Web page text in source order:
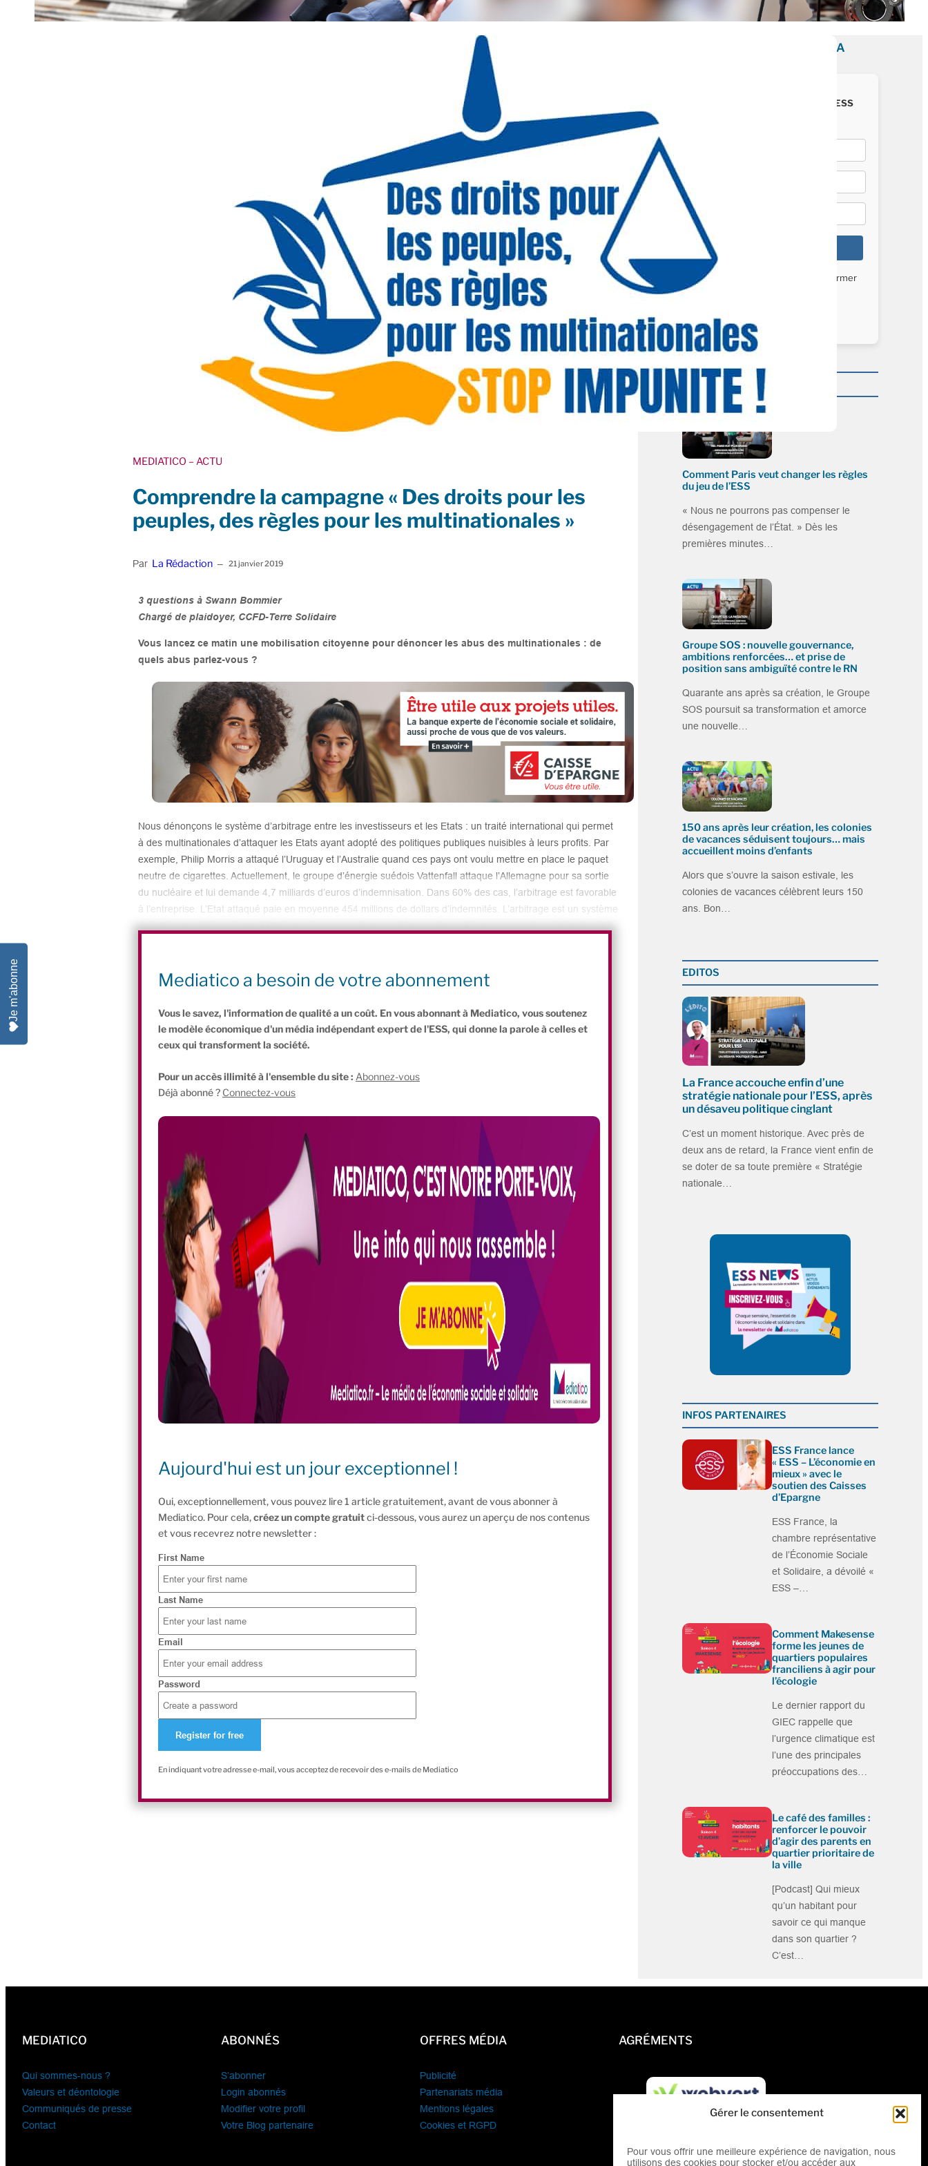
Gérer le consentement
Pour vous offrir une meilleure expérience de navigation, nous
utilisons des cookies pour stocker et/ou accéder aux
MEDIATICO – ACTU
Comprendre la campagne « Des droits pour les
peuples, des règles pour les multinationales »
Par La Rédaction – 21 janvier 2019
3 questions à Swann Bommier
Chargé de plaidoyer, CCFD-Terre Solidaire
Vous lancez ce matin une mobilisation citoyenne pour dénoncer les abus des multinationales : de
quels abus parlez-vous ?
Nous dénonçons le système d’arbitrage entre les investisseurs et les Etats : un traité international qui permet
à des multinationales d’attaquer les Etats ayant adopté des politiques publiques nuisibles à leurs profits. Par
exemple, Philip Morris a attaqué l’Uruguay et l’Australie quand ces pays ont voulu mettre en place le paquet
neutre de cigarettes. Actuellement, le groupe d’énergie suédois Vattenfall attaque l’Allemagne pour sa sortie
du nucléaire et lui demande 4,7 milliards d’euros d’indemnisation. Dans 60% des cas, l’arbitrage est favorable
à l’entreprise. L’Etat attaqué paie en moyenne 454 millions de dollars d’indemnités. L’arbitrage est un système
de justice parallèle qui remet totalement en cause l’espace démocratique et le processus de création des lois.
Ces dénonciations sont récurrentes, pourquoi mobiliser une fois de plus ?
Mediatico a besoin de votre abonnement
Vous le savez, l'information de qualité a un coût. En vous abonnant à Mediatico, vous soutenez
le modèle économique d'un média indépendant expert de l'ESS, qui donne la parole à celles et
ceux qui transforment la société.
Pour un accès illimité à l'ensemble du site : Abonnez-vous
Déjà abonné ? Connectez-vous
Aujourd'hui est un jour exceptionnel !
Oui, exceptionnellement, vous pouvez lire 1 article gratuitement, avant de vous abonner à
Mediatico. Pour cela,créez un compte gratuitci-dessous, vous aurez un aperçu de nos contenus
et vous recevrez notre newsletter :
First Name
Last Name
Email
Password
En indiquant votre adresse e-mail, vous acceptez de recevoir des e-mails de Mediatico
INSCRIVEZ-VOUS À LA
Recevez chaque semaine « ESS
Vérifiez vos mails pour confirmer
Plus dans la catégorie ACTU
Comment Paris veut changer les règles
du jeu de l’ESS
« Nous ne pourrons pas compenser le
désengagement de l’État. » Dès les
premières minutes…
Groupe SOS : nouvelle gouvernance,
ambitions renforcées… et prise de
position sans ambiguïté contre le RN
Quarante ans après sa création, le Groupe
SOS poursuit sa transformation et amorce
une nouvelle…
150 ans après leur création, les colonies
de vacances séduisent toujours… mais
accueillent moins d’enfants
Alors que s’ouvre la saison estivale, les
colonies de vacances célèbrent leurs 150
ans. Bon…
EDITOS
La France accouche enfin d’une
stratégie nationale pour l’ESS, après
un désaveu politique cinglant
C’est un moment historique. Avec près de
deux ans de retard, la France vient enfin de
se doter de sa toute première « Stratégie
nationale…
INFOS PARTENAIRES
ESS France lance
« ESS – L’économie en
mieux » avec le
soutien des Caisses
d’Epargne
ESS France, la
chambre représentative
de l’Économie Sociale
et Solidaire, a dévoilé «
ESS –…
Comment Makesense
forme les jeunes de
quartiers populaires
franciliens à agir pour
l’écologie
Le dernier rapport du
GIEC rappelle que
l’urgence climatique est
l’une des principales
préoccupations des…
Le café des familles :
renforcer le pouvoir
d’agir des parents en
quartier prioritaire de
la ville
[Podcast] Qui mieux
qu’un habitant pour
savoir ce qui manque
dans son quartier ?
C’est…
MEDIATICO
Qui sommes-nous ?
Valeurs et déontologie
Communiqués de presse
Contact
ABONNÉS
S’abonner
Login abonnés
Modifier votre profil
Votre Blog partenaire
OFFRES MÉDIA
Publicité
Partenariats média
Mentions légales
Cookies et RGPD
AGRÉMENTS
Je m'abonne